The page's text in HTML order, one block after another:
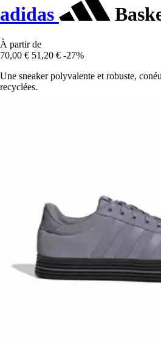
adidas
À partir de
70,00 € 51,20 € -27%
Une sneaker polyvalente et robuste,
recyclées.